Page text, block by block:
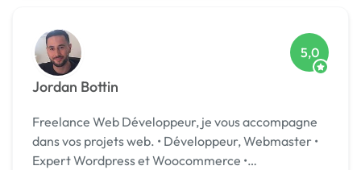
Jordan Bottin
5,0
Freelance Web Développeur, je vous accompagne
dans vos projets web. • Développeur, Webmaster •
Expert Wordpress et Woocommerce •